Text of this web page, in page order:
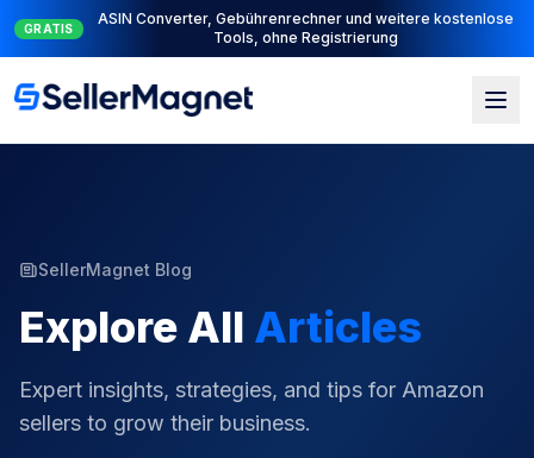
NEU
Komplette PPC-Suite: PPC Manager zur Steuerung + AI Engine
zur Automatisierung
SellerMagnet Blog
Explore All Articles
Expert insights, strategies, and tips for Amazon
sellers to grow their business.